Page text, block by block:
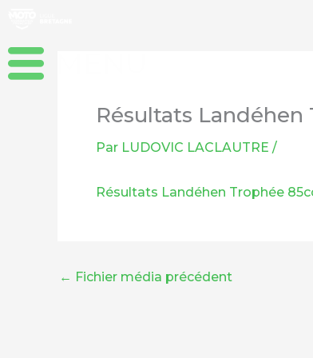
contenu
Résultats Landéhen
Par LUDOVIC LACLAUTRE /
Résultats Landéhen Trophée
← Fichier média précédent